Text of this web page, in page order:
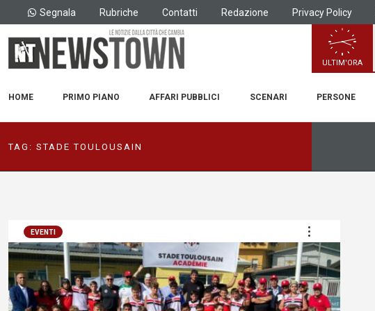
Segnala Rubriche Contatti Redazione Privacy Policy
ULTIM'ORA
HOME PRIMO PIANO AFFARI PUBBLICI SCENARI PERSONE
TAG: STADE TOULOUSAIN
EVENTI